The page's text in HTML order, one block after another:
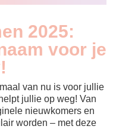
2025:
voor je
van nu is voor jullie
jullie op weg! Van
nieuwkomers en
worden – met deze